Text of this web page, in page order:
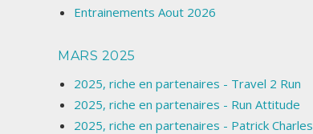
Entrainements Aout 2026
MARS 2025
2025, riche en partenaires - Travel 2 Run
2025, riche en partenaires - Run Attitude
2025, riche en partenaires - Patrick Charles